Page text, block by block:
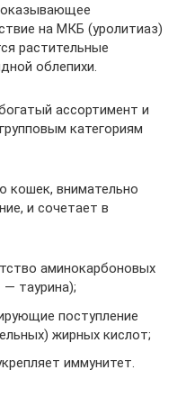
оказывающее
на МКБ (уролитиаз)
растительные
облепихи.
ассортимент и
категориям
кошек, внимательно
и сочетает в
аминокарбоновых
таурина);
поступление
жирных кислот;
иммунитет.